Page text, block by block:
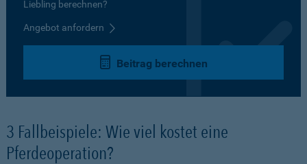
Liebling berechnen?
Angebot anfordern
Beitrag berechnen
3 Fallbeispiele: Wie viel kostet eine
Pferdeoperation?